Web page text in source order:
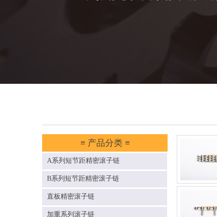
≡ 产品分类 ≡
A系列短节距精密滚子链
B系列短节距精密滚子链
直板精密滚子链
加重系列滚子链